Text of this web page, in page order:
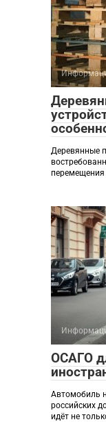
Деревянные
перемещения
ОСАГО
Автомобиль
российских
идёт не